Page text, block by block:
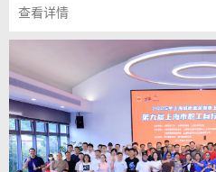
查看详情